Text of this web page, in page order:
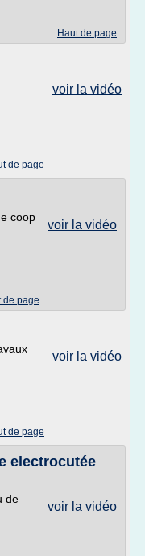
Haut de page
voir la vidéo
de page
voir la vidéo
coop
de page
voir la vidéo
de page
electrocutée
voir la vidéo
de